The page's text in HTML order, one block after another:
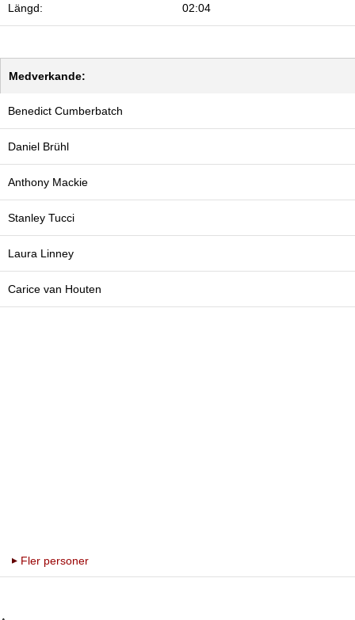
Längd: 02:04
Medverkande:
Benedict Cumberbatch
Daniel Brühl
Anthony Mackie
Stanley Tucci
Laura Linney
Carice van Houten
Fler personer